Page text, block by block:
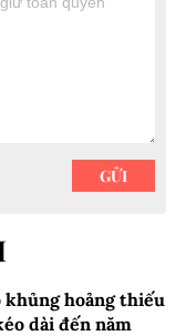
khủng hoảng thiếu
dài đến năm